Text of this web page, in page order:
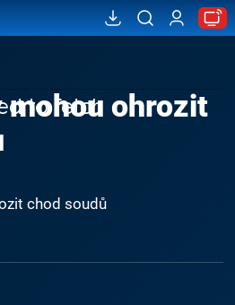
to fetch ohrozit
chod soudů